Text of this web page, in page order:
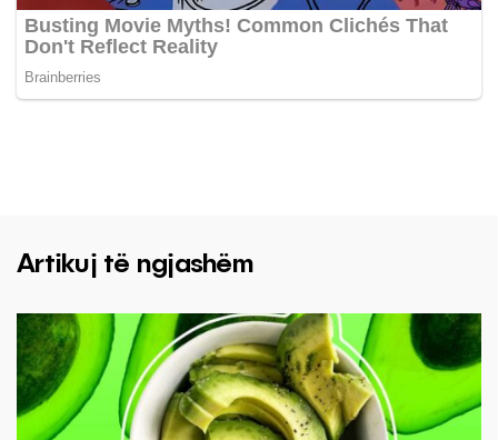
Artikuj të ngjashëm